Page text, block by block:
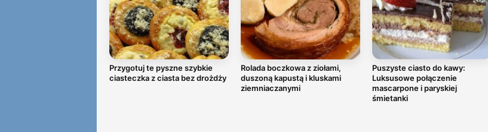
Przygotuj te pyszne szybkie
ciasteczka z ciasta bez drożdży
Rolada boczkowa z ziołami,
duszoną kapustą i kluskami
ziemniaczanymi
Puszyste ciasto do kawy:
Luksusowe połączenie
mascarpone i paryskiej
śmietanki